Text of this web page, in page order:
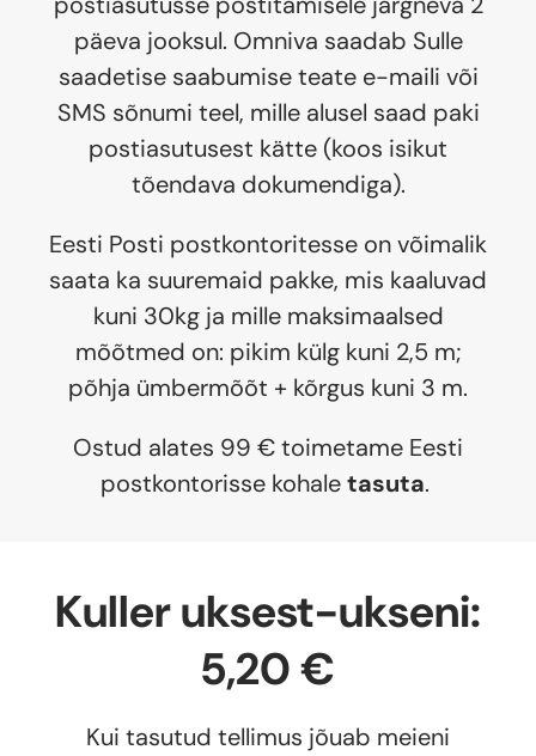
päeva jooksul. Omniva saadab Sulle
saadetise saabumise teate e-maili või
SMS sõnumi teel, mille alusel saad paki
postiasutusest kätte (koos isikut
tõendava dokumendiga).
Eesti Posti postkontoritesse on võimalik
saata ka suuremaid pakke, mis kaaluvad
kuni 30kg ja mille maksimaalsed
mõõtmed on: pikim külg kuni 2,5 m;
põhja ümbermõõt + kõrgus kuni 3 m.
Ostud alates 99 € toimetame Eesti
postkontorisse kohaletasuta.
Kuller uksest-ukseni:
5,20 €
Kui tasutud tellimus jõuab meieni